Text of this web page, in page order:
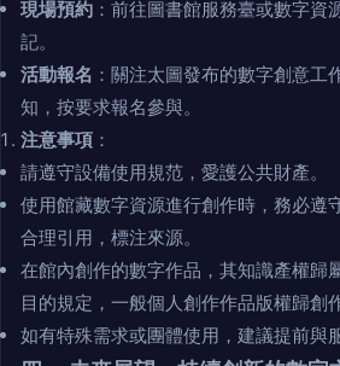
現場預約 ：前往圖書館服務臺或數字資
記。
活動報名 ：關注太圖發布的數字創意工
知，按要求報名參與。
注意事項 ：
請遵守設備使用規范，愛護公共財產。
使用館藏數字資源進行創作時，務必遵
合理引用，標注來源。
在館內創作的數字作品，其知識產權歸
目的規定，一般個人創作作品版權歸創
如有特殊需求或團體使用，建議提前與